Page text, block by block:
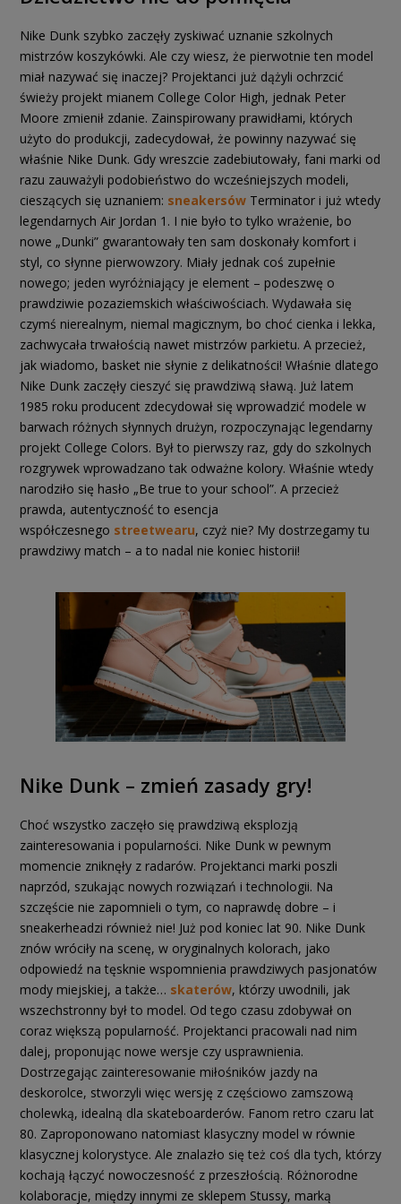
Nike Dunk szybko zaczęły zyskiwać uznanie szkolnych
mistrzów koszykówki. Ale czy wiesz, że pierwotnie ten model
miał nazywać się inaczej? Projektanci już dążyli ochrzcić
świeży projekt mianem College Color High, jednak Peter
Moore zmienił zdanie. Zainspirowany prawidłami, których
użyto do produkcji, zadecydował, że powinny nazywać się
właśnie Nike Dunk. Gdy wreszcie zadebiutowały, fani marki od
razu zauważyli podobieństwo do wcześniejszych modeli,
cieszących się uznaniem: sneakersów Terminator i już wtedy
legendarnych Air Jordan 1. I nie było to tylko wrażenie, bo
nowe „Dunki” gwarantowały ten sam doskonały komfort i
styl, co słynne pierwowzory. Miały jednak coś zupełnie
nowego; jeden wyróżniający je element – podeszwę o
prawdziwie pozaziemskich właściwościach. Wydawała się
czymś nierealnym, niemal magicznym, bo choć cienka i lekka,
zachwycała trwałością nawet mistrzów parkietu. A przecież,
jak wiadomo, basket nie słynie z delikatności! Właśnie dlatego
Nike Dunk zaczęły cieszyć się prawdziwą sławą. Już latem
1985 roku producent zdecydował się wprowadzić modele w
barwach różnych słynnych drużyn, rozpoczynając legendarny
projekt College Colors. Był to pierwszy raz, gdy do szkolnych
rozgrywek wprowadzano tak odważne kolory. Właśnie wtedy
narodziło się hasło „Be true to your school”. A przecież
prawda, autentyczność to esencja
współczesnego streetwearu, czyż nie? My dostrzegamy tu
prawdziwy match – a to nadal nie koniec historii!
Nike Dunk – zmień zasady gry!
Choć wszystko zaczęło się prawdziwą eksplozją
zainteresowania i popularności. Nike Dunk w pewnym
momencie zniknęły z radarów. Projektanci marki poszli
naprzód, szukając nowych rozwiązań i technologii. Na
szczęście nie zapomnieli o tym, co naprawdę dobre – i
sneakerheadzi również nie! Już pod koniec lat 90. Nike Dunk
znów wróciły na scenę, w oryginalnych kolorach, jako
odpowiedź na tęsknie wspomnienia prawdziwych pasjonatów
mody miejskiej, a także… skaterów, którzy uwodnili, jak
wszechstronny był to model. Od tego czasu zdobywał on
coraz większą popularność. Projektanci pracowali nad nim
dalej, proponując nowe wersje czy usprawnienia.
Dostrzegając zainteresowanie miłośników jazdy na
deskorolce, stworzyli więc wersję z częściowo zamszową
cholewką, idealną dla skateboarderów. Fanom retro czaru lat
80. Zaproponowano natomiast klasyczny model w równie
klasycznej kolorystyce. Ale znalazło się też coś dla tych, którzy
kochają łączyć nowoczesność z przeszłością. Różnorodne
kolaboracje, między innymi ze sklepem Stussy, marką